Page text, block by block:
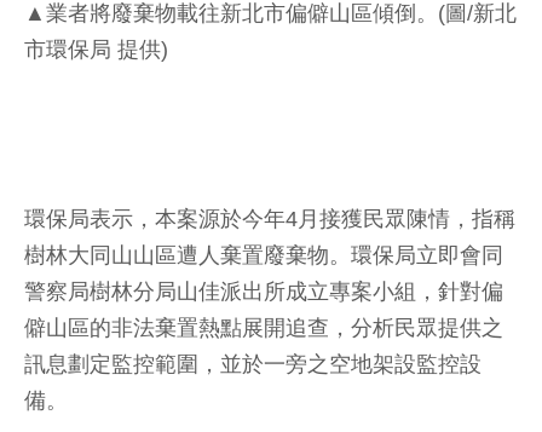
▲業者將廢棄物載往新北市偏僻山區傾倒。(圖/新北
市環保局 提供)
環保局表示，本案源於今年4月接獲民眾陳情，指稱
樹林大同山山區遭人棄置廢棄物。環保局立即會同
警察局樹林分局山佳派出所成立專案小組，針對偏
僻山區的非法棄置熱點展開追查，分析民眾提供之
訊息劃定監控範圍，並於一旁之空地架設監控設
備。